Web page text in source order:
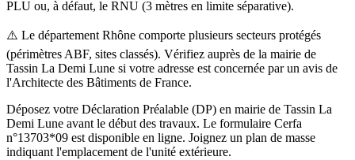
PLU ou, à défaut, le RNU (3 mètres en limite séparative).
⚠️ Le département Rhône comporte plusieurs secteurs protégés
(périmètres ABF, sites classés). Vérifiez auprès de la mairie de
Tassin La Demi Lune si votre adresse est concernée par un avis de
l'Architecte des Bâtiments de France.
Déposez votre Déclaration Préalable (DP) en mairie de Tassin La
Demi Lune avant le début des travaux. Le formulaire Cerfa
n°13703*09 est disponible en ligne. Joignez un plan de masse
indiquant l'emplacement de l'unité extérieure.